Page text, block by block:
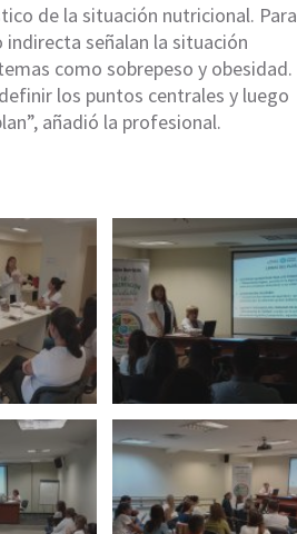
de la situación nutricional. Para
señalan la situación
como sobrepeso y obesidad.
los puntos centrales y luego
añadió la profesional.